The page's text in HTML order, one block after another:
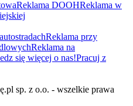
Reklama DOOHReklama w
Reklama przy
Reklama na
się więcej o nas!Pracuj z
sp. z o.o. - wszelkie prawa